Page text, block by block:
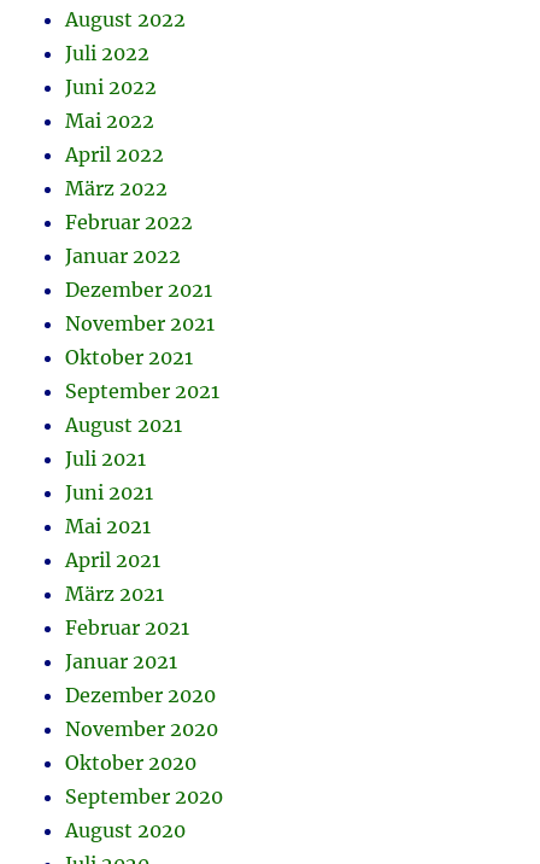
August 2022
Juli 2022
Juni 2022
Mai 2022
April 2022
März 2022
Februar 2022
Januar 2022
Dezember 2021
November 2021
Oktober 2021
September 2021
August 2021
Juli 2021
Juni 2021
Mai 2021
April 2021
März 2021
Februar 2021
Januar 2021
Dezember 2020
November 2020
Oktober 2020
September 2020
August 2020